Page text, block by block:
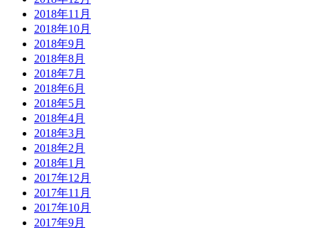
2018年11月
2018年10月
2018年9月
2018年8月
2018年7月
2018年6月
2018年5月
2018年4月
2018年3月
2018年2月
2018年1月
2017年12月
2017年11月
2017年10月
2017年9月